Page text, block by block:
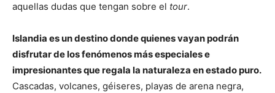
aquellas dudas que tengan sobre el tour.
Islandia es un destino donde quienes vayan podrán
disfrutar de los fenómenos más especiales e
impresionantes que regala la naturaleza en estado puro.
Cascadas, volcanes, géiseres, playas de arena negra,